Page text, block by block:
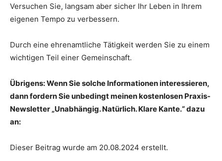
Versuchen Sie, langsam aber sicher Ihr Leben in Ihrem
eigenen Tempo zu verbessern.
Durch eine ehrenamtliche Tätigkeit werden Sie zu einem
wichtigen Teil einer Gemeinschaft.
Übrigens: Wenn Sie solche Informationen interessieren,
dann fordern Sie unbedingt meinen kostenlosen Praxis-
Newsletter „Unabhängig. Natürlich. Klare Kante.“ dazu
an:
Dieser Beitrag wurde am 20.08.2024 erstellt.